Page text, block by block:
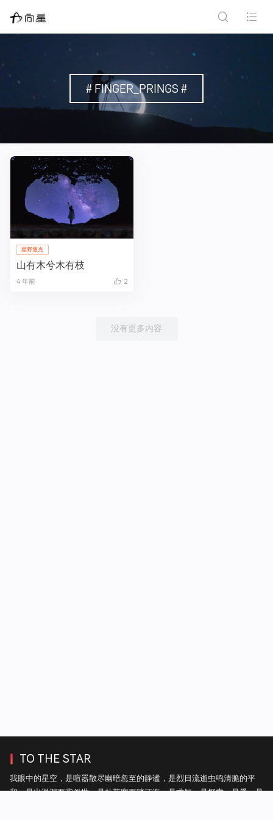
# FINGER_PRINGS #
星野逐光
山有木兮木有枝
4 年前 2
没有更多内容
TO THE STAR
我眼中的星空，是喧嚣散尽幽暗忽至的静谧，是烈日流逝虫鸣清脆的平
和，是出淤泥而背俗世，是赴苦寒而踏江海，是求知，是探索，是爱，是